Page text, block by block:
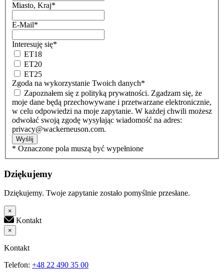
Miasto, Kraj*
E-Mail*
Interesuję się*
ET18
ET20
ET25
Zgoda na wykorzystanie Twoich danych*
moje dane będą przechowywane i przetwarzane elektronicznie,
w celu odpowiedzi na moje zapytanie. W każdej chwili możesz
odwołać swoją zgodę wysyłając wiadomość na adres:
privacy@wackerneuson.com.
Wyślij
* Oznaczone pola muszą być wypełnione
Dziękujemy
Dziękujemy. Twoje zapytanie zostało pomyślnie przesłane.
×
Kontakt
×
Kontakt
Telefon: +48 22 490 35 00